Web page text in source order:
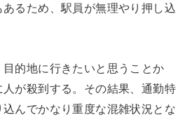
るため、駅員が無理やり押し込
的地に行きたいと思うことか
が殺到する。その結果、通勤特
んでかなり重度な混雑状況とな